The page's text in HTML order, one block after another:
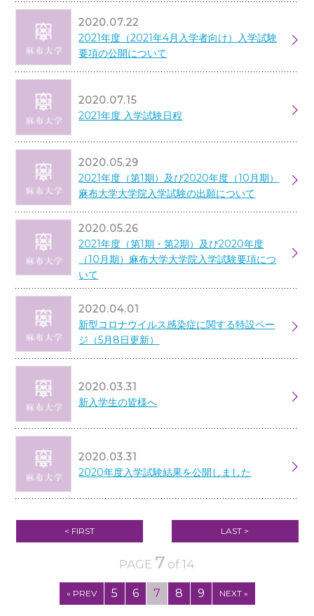
2020.07.22
2021年度（2021年4月入学者向け）入学試験
要項の公開について
2020.07.15
2021年度 入学試験日程
2020.05.29
2021年度（第1期）及び2020年度（10月期）
麻布大学大学院入学試験の出願について
2020.05.26
2021年度（第1期・第2期）及び2020年度
（10月期）麻布大学大学院入学試験要項につ
いて
2020.04.01
新型コロナウイルス感染症に関する特設ペー
ジ（5月8日更新）
2020.03.31
新入学生の皆様へ
2020.03.31
2020年度入学試験結果を公開しました
PAGE 7 of 14
< FIRST
« PREV 5 6 7 8 9 NEXT »
LAST >